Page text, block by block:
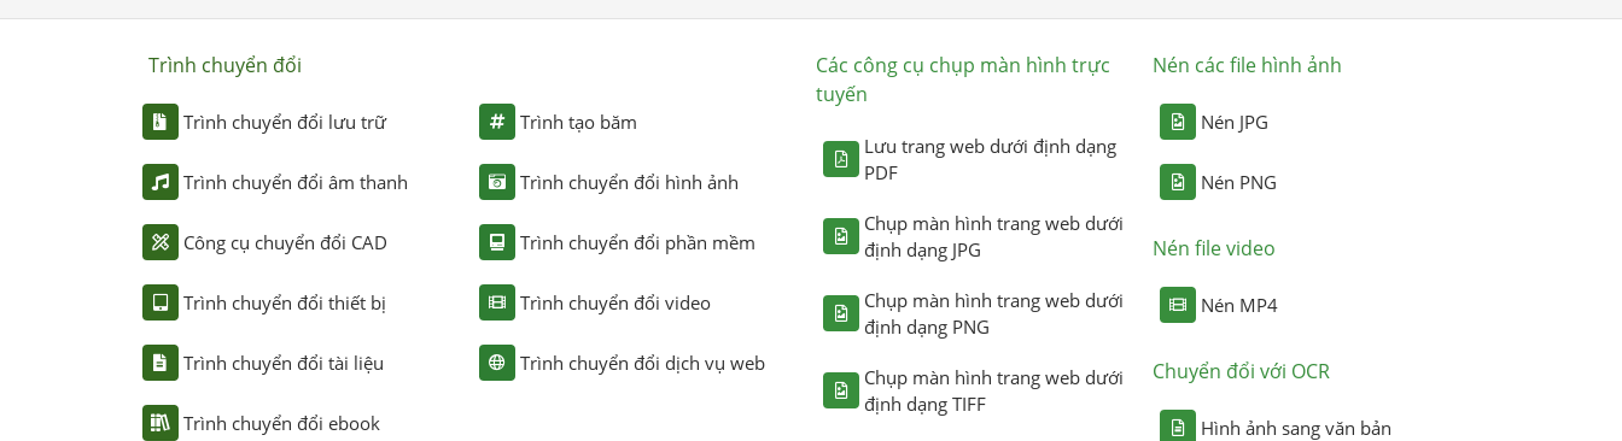
Trình chuyển đổi
Trình chuyển đổi lưu trữ
Trình chuyển đổi âm thanh
Công cụ chuyển đổi CAD
Trình chuyển đổi thiết bị
Trình chuyển đổi tài liệu
Trình chuyển đổi ebook
Trình tạo băm
Trình chuyển đổi hình ảnh
Trình chuyển đổi phần mềm
Trình chuyển đổi video
Trình chuyển đổi dịch vụ web
Các công cụ chụp màn hình trực
tuyến
Lưu trang web dưới định dạng
PDF
Chụp màn hình trang web dưới
định dạng JPG
Chụp màn hình trang web dưới
định dạng PNG
Chụp màn hình trang web dưới
định dạng TIFF
Nén các file hình ảnh
Nén JPG
Nén PNG
Nén file video
Nén MP4
Chuyển đổi với OCR
Hình ảnh sang văn bản